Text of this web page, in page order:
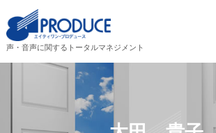
声・音声に関するトータルマネジメント